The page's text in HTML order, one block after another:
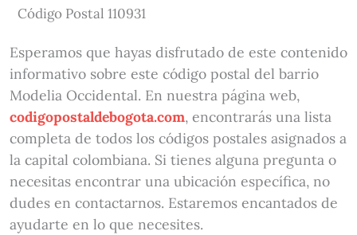
Código Postal 110931
Esperamos que hayas disfrutado de este contenido
informativo sobre este código postal del barrio
Modelia Occidental. En nuestra página web,
codigopostaldebogota.com, encontrarás una lista
completa de todos los códigos postales asignados a
la capital colombiana. Si tienes alguna pregunta o
necesitas encontrar una ubicación específica, no
dudes en contactarnos. Estaremos encantados de
ayudarte en lo que necesites.